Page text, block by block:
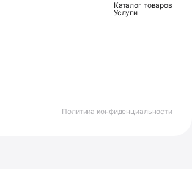
Каталог товаров
Услуги
Политика конфиденциальности